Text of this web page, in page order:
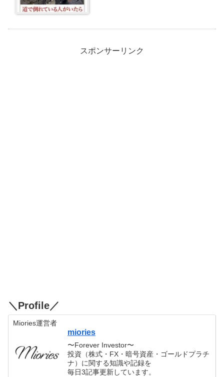
スポンサーリンク
＼Profile／
Miories運営者
miories
〜Forever Investor〜
投資（株式・FX・暗号資産・ゴールドプラチ
ナ）に関する知識や記録を
毎日3記事更新しています。